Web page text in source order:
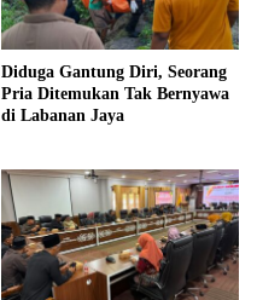
Diduga Gantung Diri, Seorang
Pria Ditemukan Tak Bernyawa
di Labanan Jaya